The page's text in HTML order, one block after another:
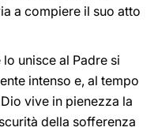
a compiere il suo atto
unisce al Padre si
intenso e, al tempo
vive in pienezza la
della sofferenza